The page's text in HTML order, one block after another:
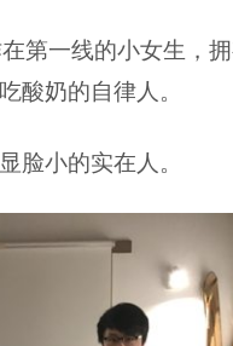
第一线的小女生，
酸奶的自律人。
脸小的实在人。